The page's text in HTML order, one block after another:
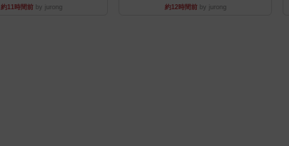
約11時間前by jurong 約12時間前by jurong